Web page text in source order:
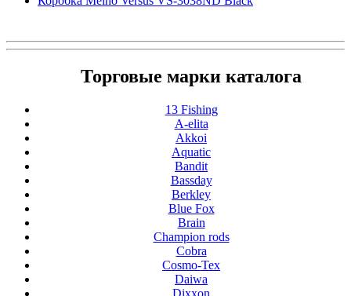
Торговые марки каталога
13 Fishing
A-elita
Akkoi
Aquatic
Bandit
Bassday
Berkley
Blue Fox
Brain
Champion rods
Cobra
Cosmo-Tex
Daiwa